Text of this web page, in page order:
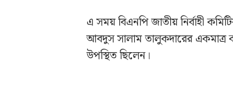
এ সময় বিএনপি জাতীয় নির্বাহী
আবদুস সালাম তালুকদারের একমাত্র
উপস্থিত ছিলেন।